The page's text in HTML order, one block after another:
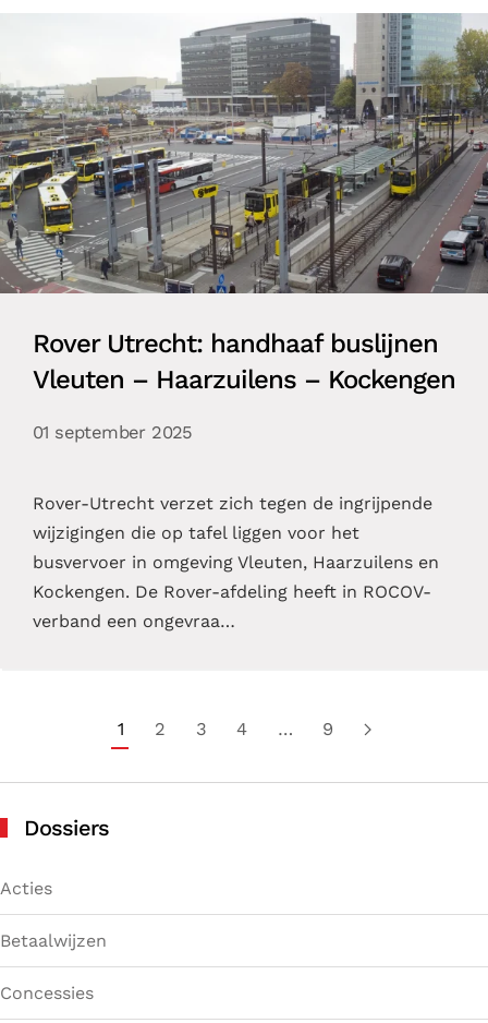
Rover Utrecht: handhaaf buslijnen
Vleuten – Haarzuilens – Kockengen
01 september 2025
Rover-Utrecht verzet zich tegen de ingrijpende
wijzigingen die op tafel liggen voor het
busvervoer in omgeving Vleuten, Haarzuilens en
Kockengen. De Rover-afdeling heeft in ROCOV-
verband een ongevraa…
1 2 3 4 … 9
Dossiers
Acties
Betaalwijzen
Concessies